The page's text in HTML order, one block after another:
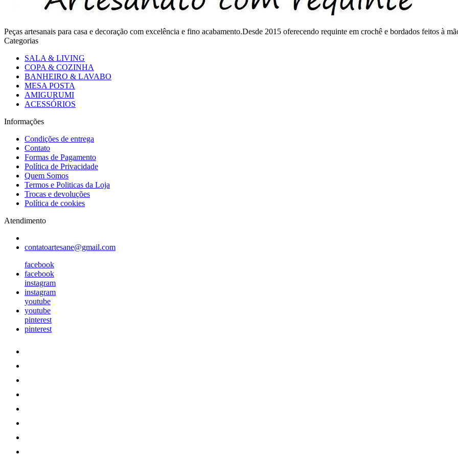
Peças artesanais para casa e decoração com excelência e fino acabamento.Desde 2015 oferecendo requinte em crochê e bordados feitos à
Categorias
SALA & LIVING
COPA & COZINHA
BANHEIRO & LAVABO
MESA POSTA
AMIGURUMI
ACESSÓRIOS
Informações
Condições de entrega
Contato
Formas de Pagamento
Política de Privacidade
Quem Somos
Termos e Politicas da Loja
Trocas e devoluções
Política de cookies
Atendimento
contatoartesane@gmail.com
facebook
facebook
instagram
instagram
youtube
youtube
pinterest
pinterest